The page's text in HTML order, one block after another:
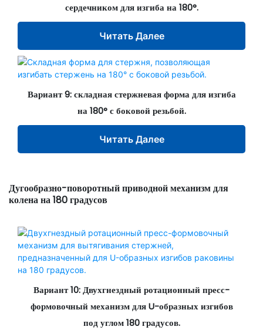
сердечником для изгиба на 180°.
Читать Далее
Вариант 9: складная стержневая форма для изгиба
на 180° с боковой резьбой.
Читать Далее
Дугообразно-поворотный приводной механизм для
колена на 180 градусов
Вариант 10: Двухгнездный ротационный пресс-
формовочный механизм для U-образных изгибов
под углом 180 градусов.